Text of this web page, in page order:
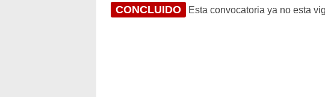
CONCLUIDO Esta convocatoria ya no esta